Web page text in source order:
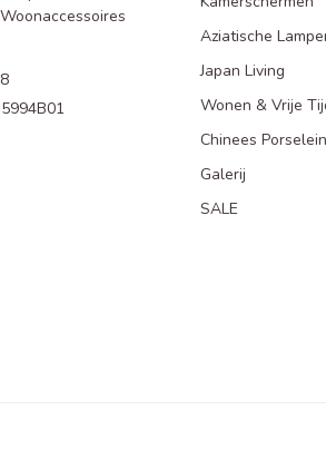
Aziatische
Japan Living
Wonen & Vrije
Chinees Porselein
Galerij
SALE